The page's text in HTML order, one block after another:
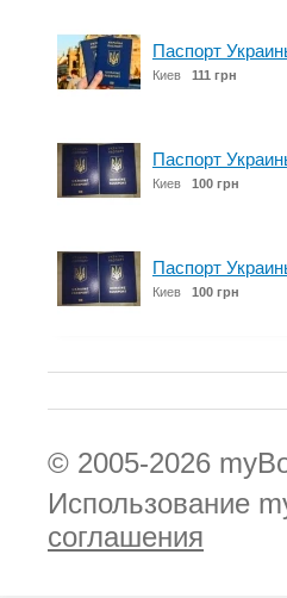
Паспорт
Киев 111 грн
Паспорт
Киев 100 грн
Паспорт
Киев 100 грн
© 2005-2026
Использование
соглашения